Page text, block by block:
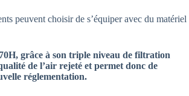
peuvent choisir de s’équiper avec du matériel
grâce à son triple niveau de filtration
de l’air rejeté et permet donc de
réglementation.